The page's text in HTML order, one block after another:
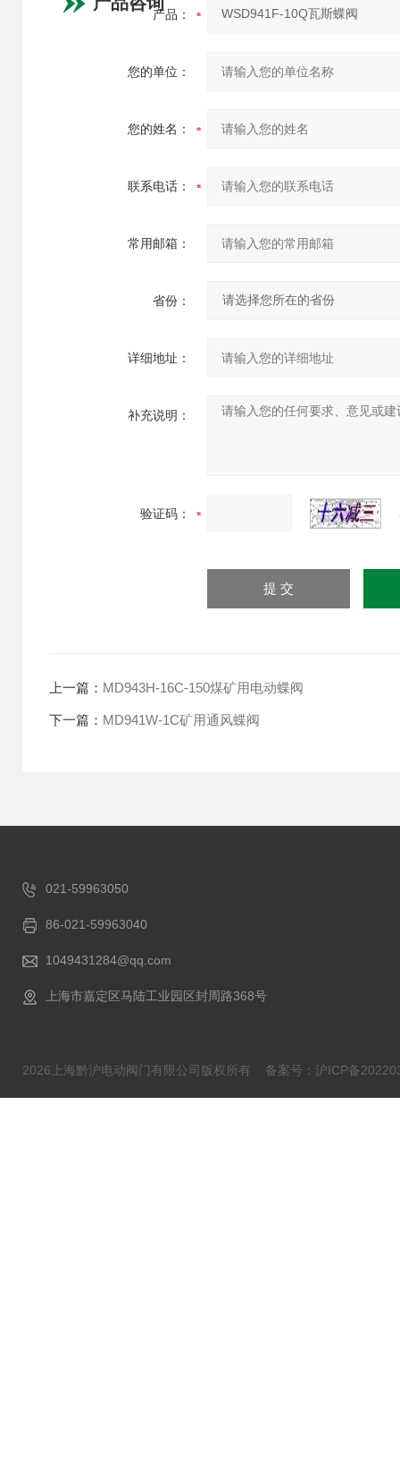
产品：
您的单位：
您的姓名：
联系电话：
常用邮箱：
省份：
详细地址：
补充说明：
验证码：
上一篇： MD943H-16C-150煤矿用电动蝶阀
下一篇： MD941W-1C矿用通风蝶阀
021-59963050
86-021-59963040
1049431284@qq.com
上海市嘉定区马陆工业园区封周路368号
2026上海黔沪电动阀门有限公司版权所有 备案号：沪ICP备